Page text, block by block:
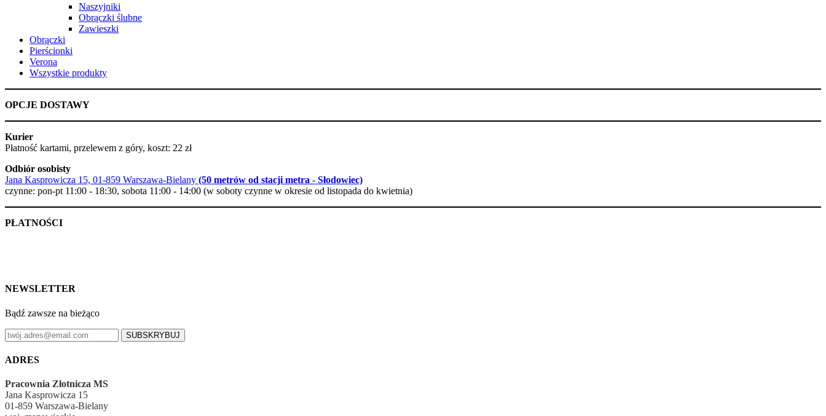
Naszyjniki
Obrączki ślubne
Zawieszki
Obrączki
Pierścionki
Verona
Wszystkie produkty
OPCJE DOSTAWY
Kurier
Płatność kartami, przelewem z góry, koszt: 22 zł
Odbiór osobisty
Jana Kasprowicza 15, 01-859 Warszawa-Bielany (50 metrów od stacji metra - Słodowiec)
czynne: pon-pt 11:00 - 18:30, sobota 11:00 - 14:00 (w soboty czynne w okresie od listopada do kwietnia)
PŁATNOŚCI
NEWSLETTER
Bądź zawsze na bieżąco
SUBSKRYBUJ
ADRES
Pracownia Złotnicza MS
Jana Kasprowicza 15
01-859 Warszawa-Bielany